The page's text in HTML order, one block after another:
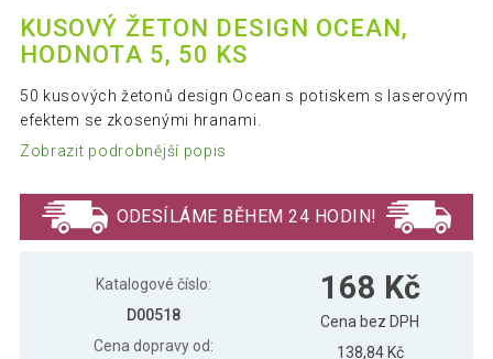
KUSOVÝ ŽETON DESIGN OCEAN,
HODNOTA 5, 50 KS
50 kusových žetonů design Ocean s potiskem s laserovým
efektem se zkosenými hranami.
Zobrazit podrobnější popis
ODESÍLÁME BĚHEM 24 HODIN!
Katalogové číslo:
D00518
Cena dopravy od:
168 Kč
Cena bez DPH
138,84 Kč